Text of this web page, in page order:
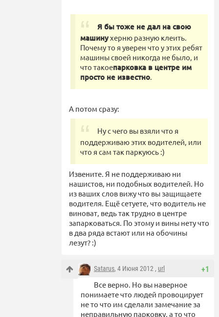
Я бы тоже не дал на свою
машинухерню разную клеить.
Почему то я уверен что у этих ребят
машины своей никогда не было, и
что такоепарковка в центре им
просто не известно.
А потом сразу:
Ну с чего вы взяли что я
поддерживаю этих водителей, или
что я сам так паркуюсь :)
Извените. Я не поддерживаю ни
нашистов, ни подобных водителей. Но
из ваших слов вижу что вы защищаете
водителя. Ещё сетуете, что водитель не
виноват, ведь так трудно в центре
запарковаться. По этому и вины нету что
в два ряда встают или на обочины
лезут? :)
+1
Satarus, 4 Июня 2012 , url
Все верно. Но вы наверное
понимаете что людей провоцирует
не то что им сделали замечание за
неправильную парковку, а то что